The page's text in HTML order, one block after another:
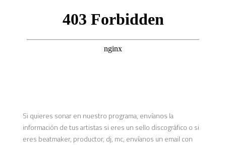
Si quieres sonar en nuestro programa, envíanos la
información de tus artistas si eres un sello discográfico o si
eres beatmaker, productor, dj, mc, envíanos un email con